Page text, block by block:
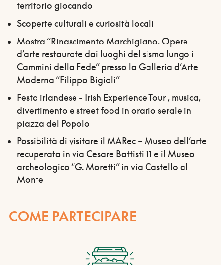
territorio giocando
Scoperte culturali e curiosità locali
Mostra “Rinascimento Marchigiano. Opere
d’arte restaurate dai luoghi del sisma lungo i
Cammini della Fede” presso la Galleria d’Arte
Moderna “Filippo Bigioli”
Festa irlandese - Irish Experience Tour , musica,
divertimento e street food in orario serale in
piazza del Popolo
Possibilità di visitare il MARec – Museo dell’arte
recuperata in via Cesare Battisti 11 e il Museo
archeologico “G. Moretti” in via Castello al
Monte
COME PARTECIPARE